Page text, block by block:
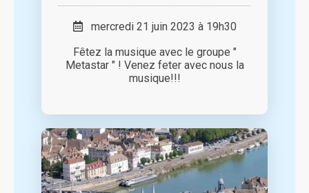
mercredi 21 juin 2023 à 19h30
Fêtez la musique avec le groupe "
Metastar " ! Venez feter avec nous la
musique!!!